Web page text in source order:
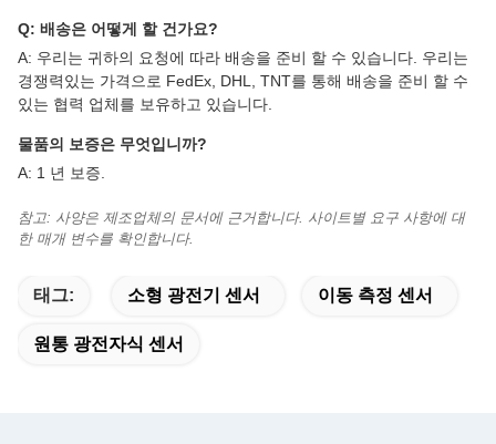
Q: 배송은 어떻게 할 건가요?
A: 우리는 귀하의 요청에 따라 배송을 준비 할 수 있습니다. 우리는
경쟁력있는 가격으로 FedEx, DHL, TNT를 통해 배송을 준비 할 수
있는 협력 업체를 보유하고 있습니다.
물품의 보증은 무엇입니까?
A: 1 년 보증.
참고: 사양은 제조업체의 문서에 근거합니다. 사이트별 요구 사항에 대
한 매개 변수를 확인합니다.
태그: 소형 광전기 센서 이동 측정 센서
원통 광전자식 센서